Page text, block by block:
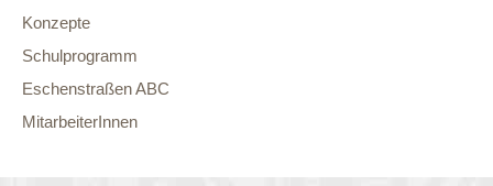
Konzepte
Schulprogramm
Eschenstraßen ABC
MitarbeiterInnen